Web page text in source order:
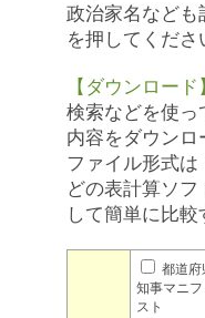
政治家名なども
を押してくださ
【ダウンロード
検索などを使っ
内容をダウンロ
ファイル形式
どの表計算ソ
して簡単に比較
都道府
知事マニフ
スト